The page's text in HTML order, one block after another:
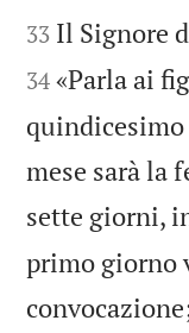


33 Il Signore
34 «Parla ai
mese sarà la
sette giorni,
primo giorno